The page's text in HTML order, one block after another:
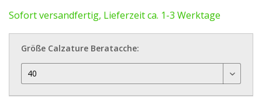
Sofort versandfertig, Lieferzeit ca. 1-3 Werktage
Größe Calzature Beratacche: